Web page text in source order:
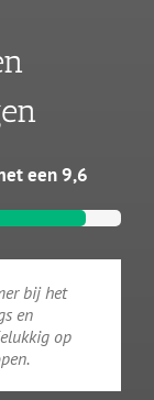
een 9,6
bij het
en
op